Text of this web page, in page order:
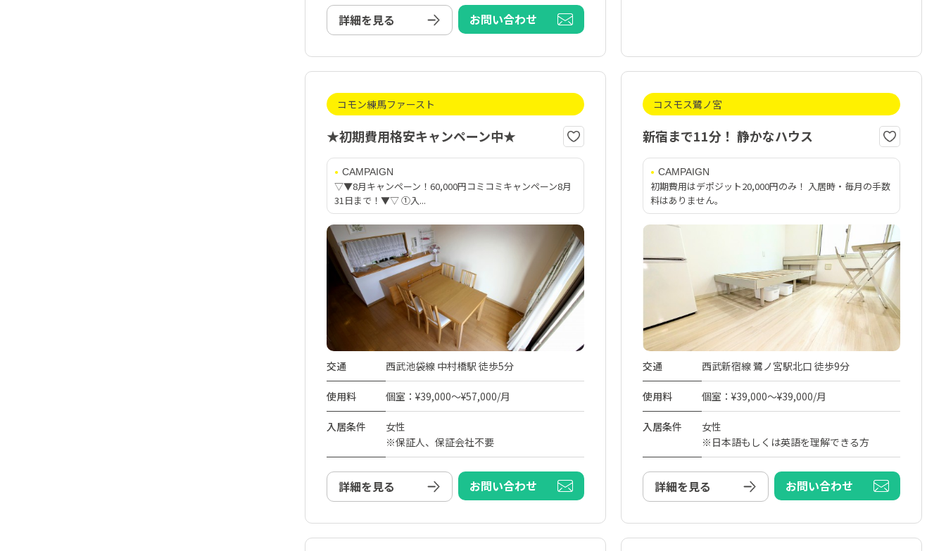
詳細を見る お問い合わせ
コモン練馬ファースト
★初期費用格安キャンペーン中★
CAMPAIGN
▽▼8月キャンペーン！60,000円コミコミキャンペーン8月
31日まで！▼▽ ①入...
交通 西武池袋線 中村橋駅 徒歩5分
使用料 個室：¥39,000～¥57,000/月
入居条件
女性
※保証人、保証会社不要
詳細を見る お問い合わせ
コスモス鷺ノ宮
新宿まで11分！ 静かなハウス
CAMPAIGN
初期費用はデポジット20,000円のみ！ 入居時・毎月の手数
料はありません。
交通 西武新宿線 鷺ノ宮駅北口 徒歩9分
使用料 個室：¥39,000～¥39,000/月
入居条件
女性
※日本語もしくは英語を理解できる方
詳細を見る お問い合わせ